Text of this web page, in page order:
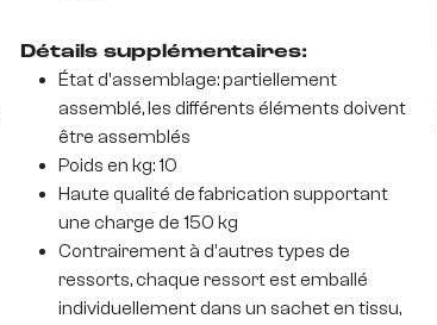
Détails supplémentaires:
État d'assemblage: partiellement
assemblé, les différents éléments doivent
être assemblés
Poids en kg: 10
Haute qualité de fabrication supportant
une charge de 150 kg
Contrairement à d'autres types de
ressorts, chaque ressort est emballé
individuellement dans un sachet en tissu,